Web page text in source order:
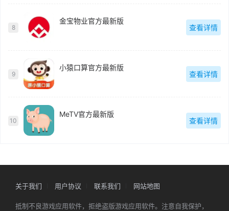
8
金宝物业官方最新版
查看详情
9
小猿口算官方最新版
查看详情
10
MeTV官方最新版
查看详情
关于我们 用户协议 联系我们 网站地图
抵制不良游戏应用软件，拒绝盗版游戏应用软件。注意自我保护，